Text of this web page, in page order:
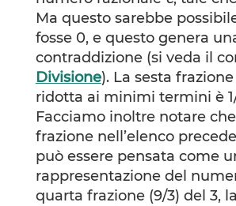
Ma questo sarebbe
fosse 0, e questo genera
contraddizione (si veda il
Divisione). La sesta frazione
ridotta ai minimi termini è
Facciamo inoltre notare
frazione nell’elenco
può essere pensata come
rappresentazione del
quarta frazione (9/3) del 3,